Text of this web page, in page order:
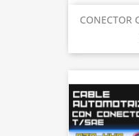
CONECTOR